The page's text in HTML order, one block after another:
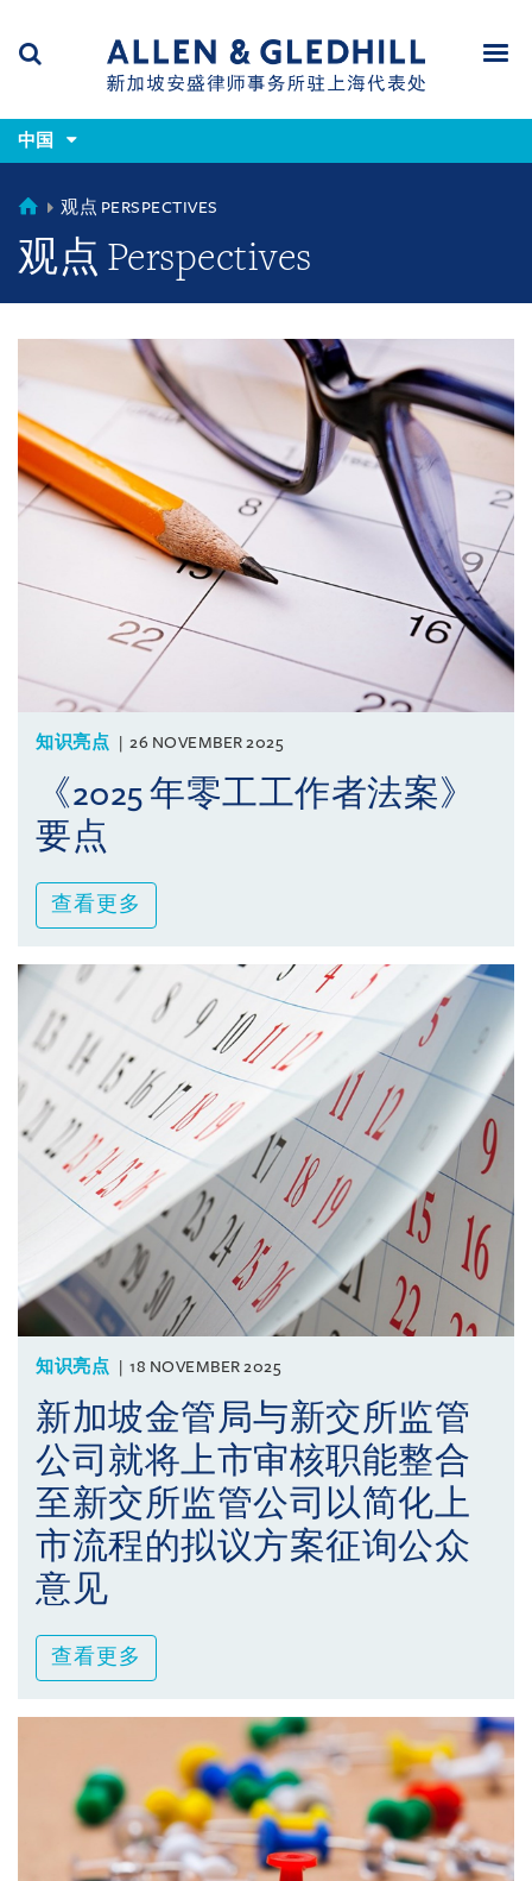
(accesskey
s)
x)
Search
中国
CHINA
观点 PERSPECTIVES
观点 Perspectives
知识亮点 26 NOVEMBER 2025
《2025 年零工工作者法案》
要点
查看更多
知识亮点 18 NOVEMBER 2025
新加坡金管局与新交所监管
公司就将上市审核职能整合
至新交所监管公司以简化上
市流程的拟议方案征询公众
意见
查看更多